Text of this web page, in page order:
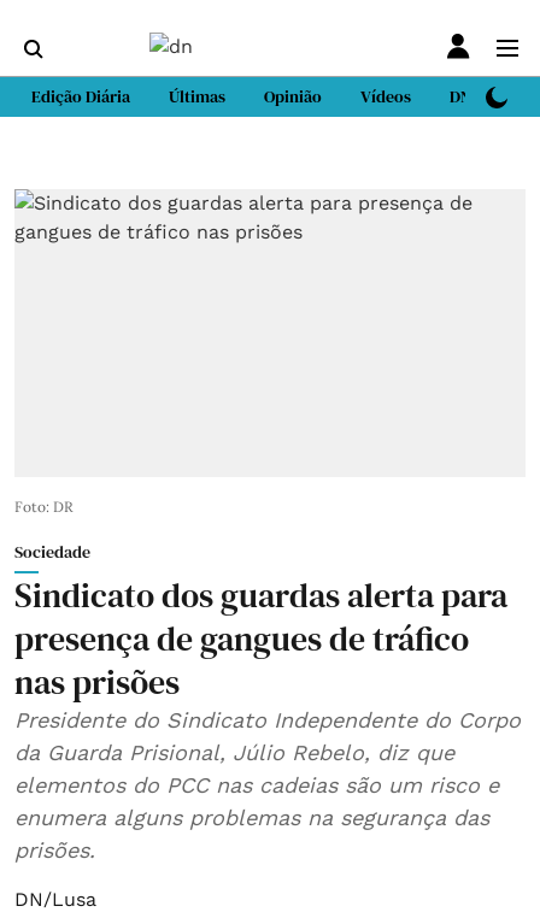
Edição Diária Últimas Opinião Vídeos DN Sport
Foto: DR
Sociedade
Sindicato dos guardas alerta para
presença de gangues de tráfico
nas prisões
Presidente do Sindicato Independente do Corpo
da Guarda Prisional, Júlio Rebelo, diz que
elementos do PCC nas cadeias são um risco e
enumera alguns problemas na segurança das
prisões.
DN/Lusa